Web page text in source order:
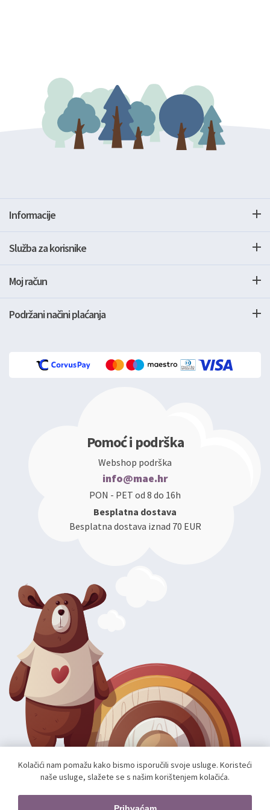
Informacije
Služba za korisnike
Moj račun
Podržani načini plaćanja
Pomoć i podrška
Webshop podrška
info@mae.hr
PON - PET od 8 do 16h
Besplatna dostava
Besplatna dostava iznad 70 EUR
Kolačići nam pomažu kako bismo isporučili svoje usluge. Koristeći
naše usluge, slažete se s našim korištenjem kolačića.